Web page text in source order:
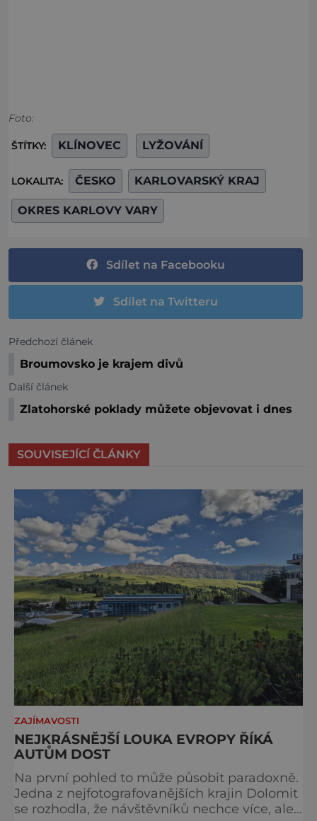
Foto:
ŠTÍTKY: KLÍNOVEC LYŽOVÁNÍ
LOKALITA: ČESKO KARLOVARSKÝ KRAJ
OKRES KARLOVY VARY
Sdílet na Facebooku
Sdílet na Twitteru
Předchozí článek
Broumovsko je krajem divů
Další článek
Zlatohorské poklady můžete objevovat i dnes
SOUVISEJÍCÍ ČLÁNKY
ZAJÍMAVOSTI
NEJKRÁSNĚJŠÍ LOUKA EVROPY ŘÍKÁ
AUTŮM DOST
Na první pohled to může působit paradoxně.
Jedna z nejfotografovanějších krajin Dolomit
se rozhodla, že návštěvníků nechce více, ale